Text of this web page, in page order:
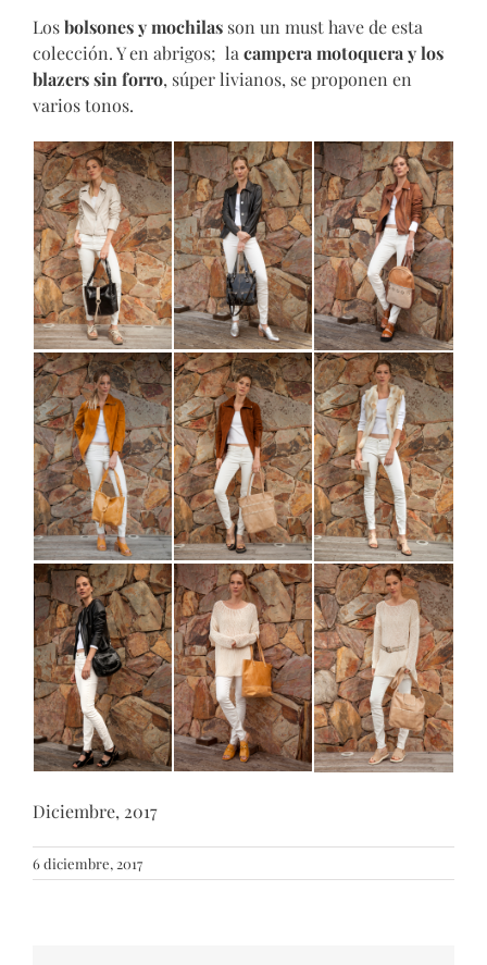
Losbolsones y mochilas son un must have de esta
colección. Y en abrigos; la campera motoquera y los
blazers sin forro, súper livianos, se proponen en
varios tonos.
Diciembre, 2017
6 diciembre, 2017